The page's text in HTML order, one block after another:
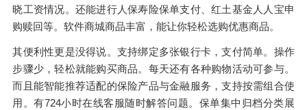
晓工资情况。还能进行人保寿险保单支付、红土基金人人宝申
购赎回等。软件商城商品丰富，能让你轻松选购优惠商品。
其便利性更是没得说。支持绑定多张银行卡，支付简单。操作
步骤少，轻松就能购买商品。每天还有各种购物活动可参与。
而且能智能推荐适配的保险产品与金融服务，支持按需组合使
用。有724小时在线客服随时解答问题。保单集中归档分类展